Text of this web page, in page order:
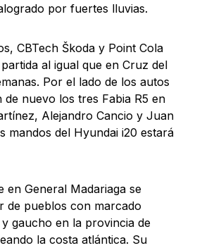
por fuertes lluvias.
CBTech Škoda y Point Cola
al igual que en Cruz del
Por el lado de los autos
nuevo los tres Fabia R5 en
Alejandro Cancio y Juan
mandos del Hyundai i20 estará
en General Madariaga se
de pueblos con marcado
gaucho en la provincia de
la costa atlántica. Su